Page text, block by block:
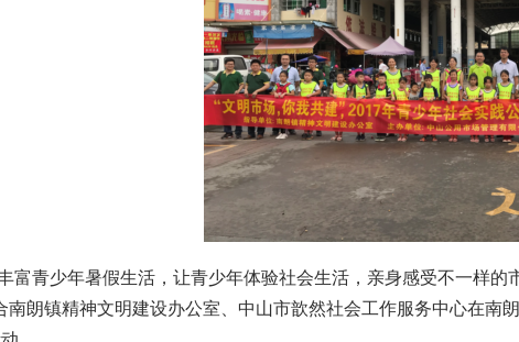
青少年暑假生活，让青少年体验社会生活，亲身感受不一样的
南朗镇精神文明建设办公室、中山市歆然社会工作服务中心在南